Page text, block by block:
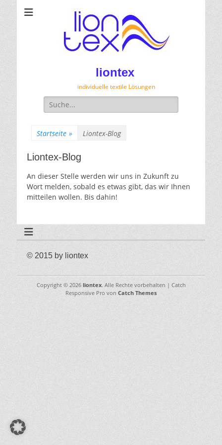
liontex
individuelle textile Lösungen
Suche
für:
Startseite » Liontex-Blog
Liontex-Blog
An dieser Stelle werden wir uns in Zukunft zu
Wort melden, sobald es etwas gibt, das wir Ihnen
mitteilen wollen. Bis dahin!
© 2015 by liontex
Copyright © 2026 liontex. Alle Rechte vorbehalten | Catch
Responsive Pro von Catch Themes